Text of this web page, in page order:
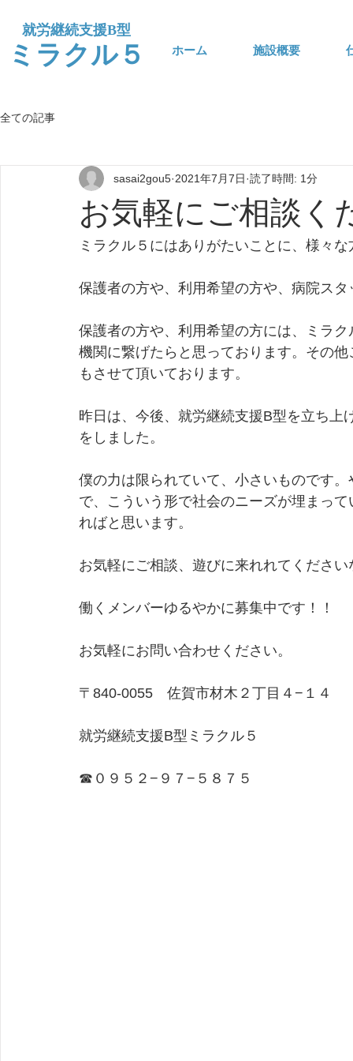
​就労継続支援B型
​ミラクル５ ホーム 施設概要
全ての記事
お気軽にご相談く
sasai2gou5 2021年7月7日 読了時間: 1分
ミラクル５にはありがたいことに、様々
保護者の方や、利用希望の方や、病院ス
保護者の方や、利用希望の方には、ミラ
機関に繋げたらと思っております。その
もさせて頂いております。
昨日は、今後、就労継続支援B型を立ち上
をしました。
僕の力は限られていて、小さいものです
で、こういう形で社会のニーズが埋まっ
ればと思います。
お気軽にご相談、遊びに来れれてください
働くメンバーゆるやかに募集中です！！
お気軽にお問い合わせください。
〒840-0055　佐賀市材木２丁目４−１４
就労継続支援B型ミラクル５
☎０９５２−９７−５８７５